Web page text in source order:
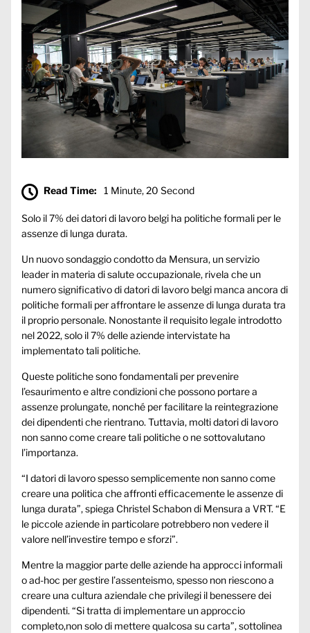
Read Time: 1 Minute, 20 Second
Solo il 7% dei datori di lavoro belgi ha politiche formali per le
assenze di lunga durata.
Un nuovo sondaggio condotto da Mensura, un servizio
leader in materia di salute occupazionale, rivela che un
numero significativo di datori di lavoro belgi manca ancora di
politiche formali per affrontare le assenze di lunga durata tra
il proprio personale. Nonostante il requisito legale introdotto
nel 2022, solo il 7% delle aziende intervistate ha
implementato tali politiche.
Queste politiche sono fondamentali per prevenire
l’esaurimento e altre condizioni che possono portare a
assenze prolungate, nonché per facilitare la reintegrazione
dei dipendenti che rientrano. Tuttavia, molti datori di lavoro
non sanno come creare tali politiche o ne sottovalutano
l’importanza.
“I datori di lavoro spesso semplicemente non sanno come
creare una politica che affronti efficacemente le assenze di
lunga durata”, spiega Christel Schabon di Mensura a VRT. “E
le piccole aziende in particolare potrebbero non vedere il
valore nell’investire tempo e sforzi”.
Mentre la maggior parte delle aziende ha approcci informali
o ad-hoc per gestire l’assenteismo, spesso non riescono a
creare una cultura aziendale che privilegi il benessere dei
dipendenti. “Si tratta di implementare un approccio
completo,non solo di mettere qualcosa su carta”, sottolinea